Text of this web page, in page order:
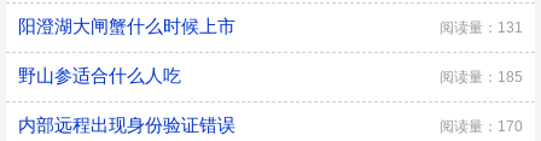
阳澄湖大闸蟹什么时候上市 阅读量：131
野山参适合什么人吃 阅读量：185
内部远程出现身份验证错误 阅读量：170